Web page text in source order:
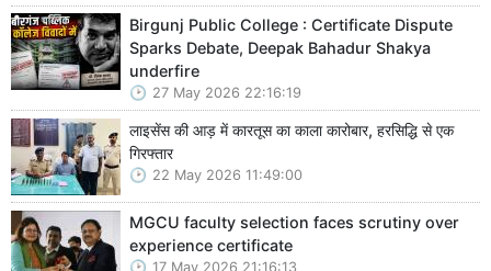
Birgunj Public College : Certificate Dispute
Sparks Debate, Deepak Bahadur Shakya
underfire
27 May 2026 22:16:19
लाइसेंस की आड़ में कारतूस का काला कारोबार, हरसिद्धि से एक
गिरफ्तार
22 May 2026 11:49:00
MGCU faculty selection faces scrutiny over
experience certificate
17 May 2026 21:16:13